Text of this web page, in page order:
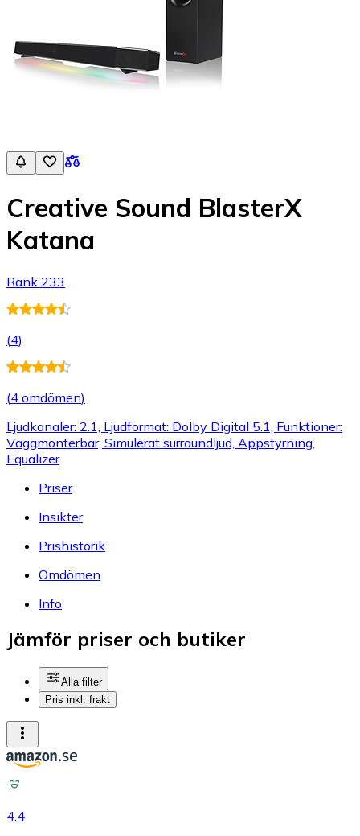
Creative Sound BlasterX
Katana
Rank 233
(4)
(4 omdömen)
Ljudkanaler: 2.1, Ljudformat: Dolby Digital 5.1, Funktioner:
Väggmonterbar, Simulerat surroundljud, Appstyrning,
Equalizer
Priser
Insikter
Prishistorik
Omdömen
Info
Jämför priser och butiker
Alla filter
Pris inkl. frakt
4.4